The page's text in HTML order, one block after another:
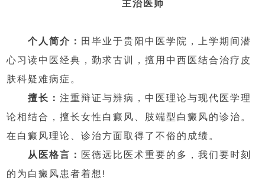
主治医师
个人简介： 田毕业于贵阳中医学院，上学期间潜
心习读中医经典，勤求古训，擅用中西医结合治疗皮
肤科疑难病症。
擅长：注重辩证与辨病，中医理论与现代医学理
论相结合，擅长女性白癜风、肢端型白癜风的诊治。
在白癜风理论、诊治方面取得了不俗的成绩。
从医格言： 医德远比医术重要的多，我们要时刻
的为白癜风患者着想!